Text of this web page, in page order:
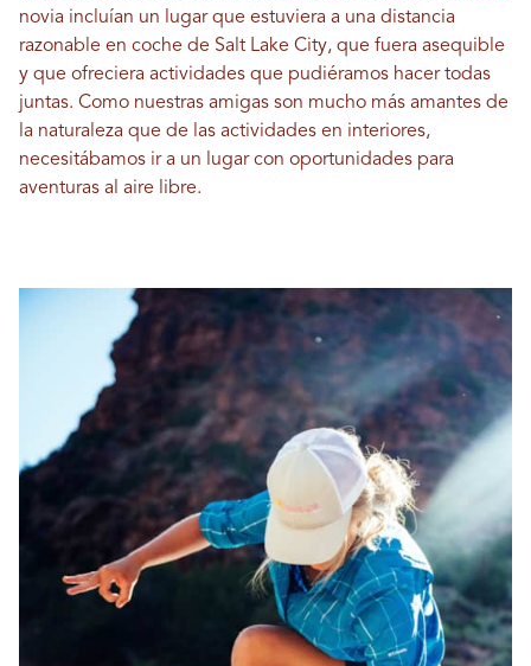
novia incluían un lugar que estuviera a una distancia
razonable en coche de Salt Lake City, que fuera asequible
y que ofreciera actividades que pudiéramos hacer todas
juntas. Como nuestras amigas son mucho más amantes de
la naturaleza que de las actividades en interiores,
necesitábamos ir a un lugar con oportunidades para
aventuras al aire libre.